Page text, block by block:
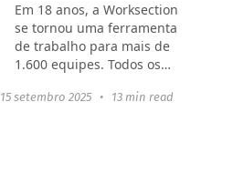
Em 18 anos, a Worksection
se tornou uma ferramenta
de trabalho para mais de
1.600 equipes. Todos os
tarefas e projetos,
15 setembro 2025 • 13 min read